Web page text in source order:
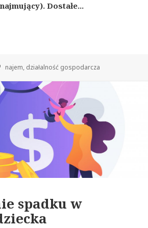
Dostałe...
najem, działalność gospodarcza
spadku w